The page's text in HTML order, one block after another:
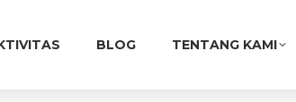
BLOG TENTANG KAMI